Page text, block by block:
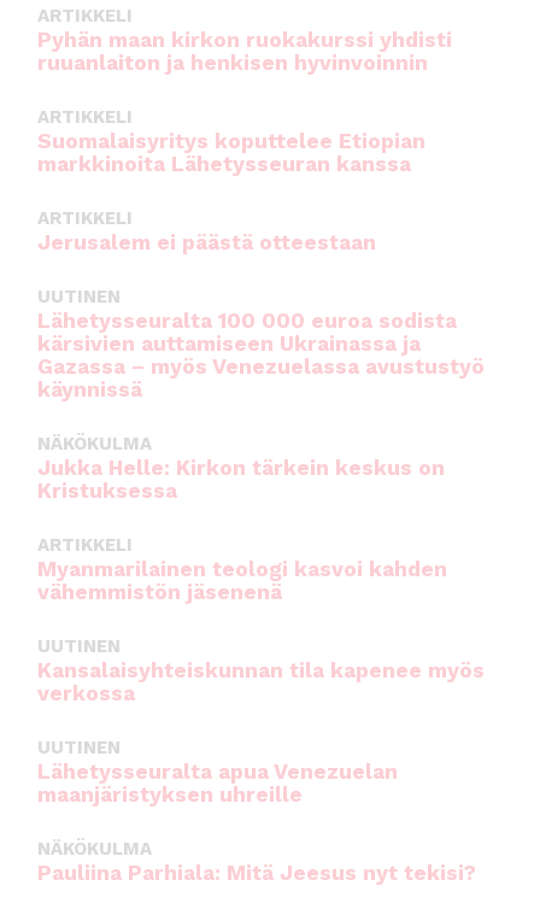
ARTIKKELI
Pyhän maan kirkon ruokakurssi yhdisti
ruuanlaiton ja henkisen hyvinvoinnin
ARTIKKELI
Suomalaisyritys koputtelee Etiopian
markkinoita Lähetysseuran kanssa
ARTIKKELI
Jerusalem ei päästä otteestaan
UUTINEN
Lähetysseuralta 100 000 euroa sodista
kärsivien auttamiseen Ukrainassa ja
Gazassa – myös Venezuelassa avustustyö
käynnissä
NÄKÖKULMA
Jukka Helle: Kirkon tärkein keskus on
Kristuksessa
ARTIKKELI
Myanmarilainen teologi kasvoi kahden
vähemmistön jäsenenä
UUTINEN
Kansalaisyhteiskunnan tila kapenee myös
verkossa
UUTINEN
Lähetysseuralta apua Venezuelan
maanjäristyksen uhreille
NÄKÖKULMA
Pauliina Parhiala: Mitä Jeesus nyt tekisi?